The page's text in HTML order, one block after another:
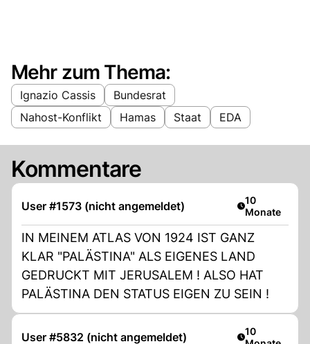
Mehr zum Thema:
Ignazio Cassis
Bundesrat
Nahost-Konflikt
Hamas Staat EDA
Kommentare
User #1573 (nicht angemeldet) Artikel
10
Monate
IN MEINEM ATLAS VON 1924 IST GANZ
KLAR "PALÄSTINA" ALS EIGENES LAND
GEDRUCKT MIT JERUSALEM ! ALSO HAT
PALÄSTINA DEN STATUS EIGEN ZU SEIN !
User #5832 (nicht angemeldet) Artikel
10